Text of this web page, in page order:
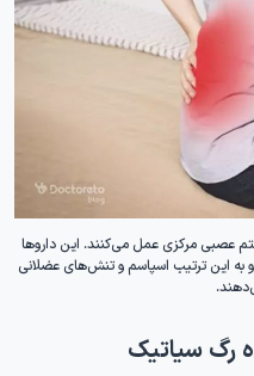
عصبی مرکزی عمل می‌کنند. این داروها
این ترتیب اسپاسم‌ و تنش‌های عضلانی
رگ سیاتیک